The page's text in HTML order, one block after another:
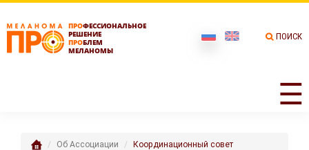
ПРОФЕССИОНАЛЬНОЕ
РЕШЕНИЕ
ПРОБЛЕМ
МЕЛАНОМЫ
☰
ПОИСК
Об Ассоциации Координационный совет